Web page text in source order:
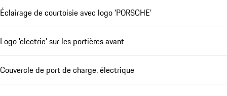
Éclairage de courtoisie avec logo 'PORSCHE'
Logo 'electric' sur les portières avant
Couvercle de port de charge, électrique